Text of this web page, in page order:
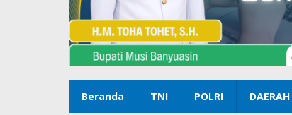
Beranda TNI POLRI DAERAH